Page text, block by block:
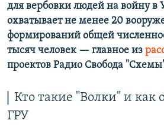
Все сайты РСЕ/РС
для вербовки людей на войну в
охватывает не менее 20
формирований общей
тысяч человек — главное из
проектов Радио Свобода
Кто такие "Волки" и как
ГРУ